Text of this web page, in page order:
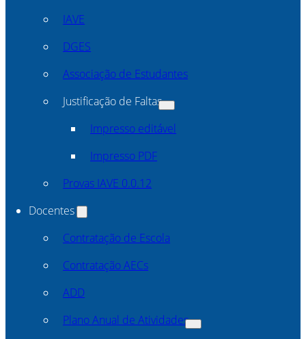
IAVE
DGES
Associação de Estudantes
Justificação de Faltas
Impresso editável
Impresso PDF
Provas IAVE 0.0.12
Docentes
Contratação de Escola
Contratação AECs
ADD
Plano Anual de Atividades